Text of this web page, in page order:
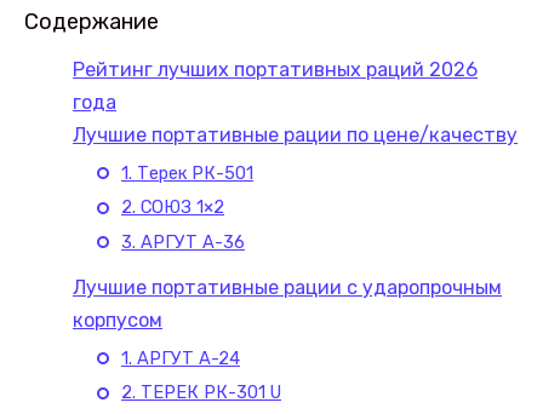
Содержание
Рейтинг лучших портативных раций 2026
года
Лучшие портативные рации по цене/качеству
1. Терек РК-501
2. СОЮЗ 1×2
3. АРГУТ А-36
Лучшие портативные рации с ударопрочным
корпусом
1. АРГУТ А-24
2. ТЕРЕК РК-301 U